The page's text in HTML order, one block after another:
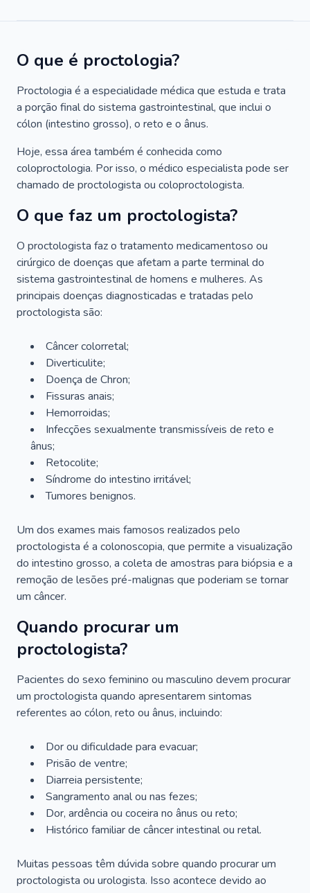
O que é proctologia?
Proctologia é a especialidade médica que estuda e trata
a porção final do sistema gastrointestinal, que inclui o
cólon (intestino grosso), o reto e o ânus.
Hoje, essa área também é conhecida como
coloproctologia. Por isso, o médico especialista pode ser
chamado de proctologista ou coloproctologista.
O que faz um proctologista?
O proctologista faz o tratamento medicamentoso ou
cirúrgico de doenças que afetam a parte terminal do
sistema gastrointestinal de homens e mulheres. As
principais doenças diagnosticadas e tratadas pelo
proctologista são:
Câncer colorretal;
Diverticulite;
Doença de Chron;
Fissuras anais;
Hemorroidas;
Infecções sexualmente transmissíveis de reto e
ânus;
Retocolite;
Síndrome do intestino irritável;
Tumores benignos.
Um dos exames mais famosos realizados pelo
proctologista é a colonoscopia, que permite a visualização
do intestino grosso, a coleta de amostras para biópsia e a
remoção de lesões pré-malignas que poderiam se tornar
um câncer.
Quando procurar um
proctologista?
Pacientes do sexo feminino ou masculino devem procurar
um proctologista quando apresentarem sintomas
referentes ao cólon, reto ou ânus, incluindo:
Dor ou dificuldade para evacuar;
Prisão de ventre;
Diarreia persistente;
Sangramento anal ou nas fezes;
Dor, ardência ou coceira no ânus ou reto;
Histórico familiar de câncer intestinal ou retal.
Muitas pessoas têm dúvida sobre quando procurar um
proctologista ou urologista. Isso acontece devido ao